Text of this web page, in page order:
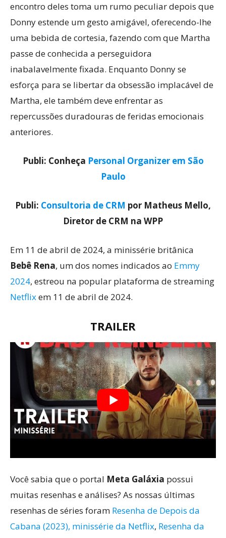
encontro deles toma um rumo peculiar depois que
Donny estende um gesto amigável, oferecendo-lhe
uma bebida de cortesia, fazendo com que Martha
passe de conhecida a perseguidora
inabalavelmente fixada. Enquanto Donny se
esforça para se libertar da obsessão implacável de
Martha, ele também deve enfrentar as
repercussões duradouras de feridas emocionais
anteriores.
Publi: Conheça Personal Organizer em São
Paulo
Publi: Consultoria de CRM por Matheus Mello,
Diretor de CRM na WPP
Em 11 de abril de 2024, a minissérie britânica
Bebê Rena, um dos nomes indicados ao Emmy
2024, estreou na popular plataforma de streaming
Netflixem 11 de abril de 2024.
TRAILER
Você sabia que o portal Meta Galáxia possui
muitas resenhas e análises? As nossas últimas
resenhas de séries foram Resenha de Depois da
Cabana (2023), minissérie da Netflix, Resenha da